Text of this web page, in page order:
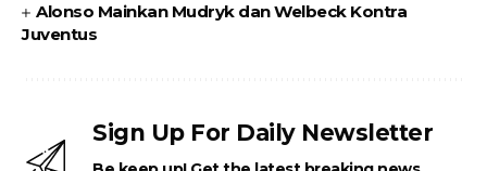
Alonso Mainkan Mudryk dan Welbeck Kontra
Juventus
Sign Up For Daily Newsletter